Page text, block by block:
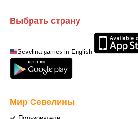
Выбрать страну
Sevelina games in English
Мир Севелины